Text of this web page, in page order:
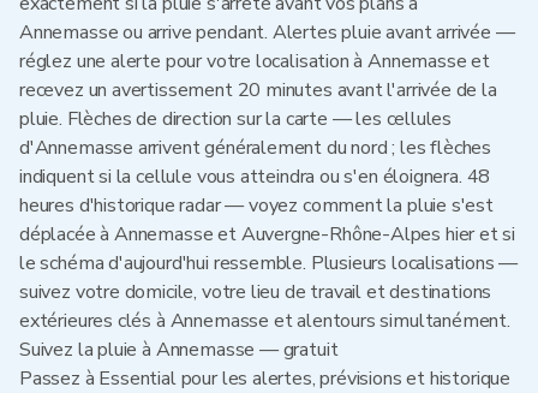
Annemasse ou arrive pendant. Alertes pluie avant arrivée —
réglez une alerte pour votre localisation à Annemasse et
recevez un avertissement 20 minutes avant l'arrivée de la
pluie. Flèches de direction sur la carte — les cellules
d'Annemasse arrivent généralement du nord ; les flèches
indiquent si la cellule vous atteindra ou s'en éloignera. 48
heures d'historique radar — voyez comment la pluie s'est
déplacée à Annemasse et Auvergne-Rhône-Alpes hier et si
le schéma d'aujourd'hui ressemble. Plusieurs localisations —
suivez votre domicile, votre lieu de travail et destinations
extérieures clés à Annemasse et alentours simultanément.
Suivez la pluie à Annemasse — gratuit
Passez à Essential pour les alertes, prévisions et historique